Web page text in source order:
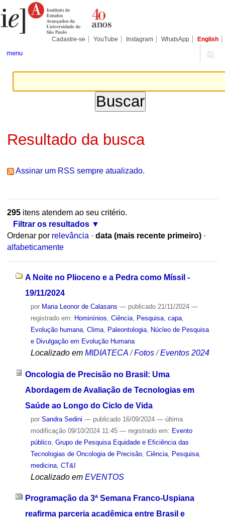
para
conteúdo.
Pessoais
Cadastre-se YouTube Instagram WhatsApp English
menu
Resultado da busca
Assinar um RSS sempre atualizado.
295itens atendem ao seu critério.
Filtrar os resultados
Ordenar por relevância · data (mais recente primeiro) ·
alfabeticamente
A Noite no Plioceno e a Pedra como Míssil -
19/11/2024
por Maria Leonor de Calasans — publicado21/11/2024 —
registrado em: Hominínios Ciência, Pesquisa, capa,
Evolução humana, Clima, Paleontologia,
Núcleo de Pesquisa
e Divulgação em Evolução Humana
Localizado em MIDIATECA /Fotos /Eventos 2024
Oncologia de Precisão no Brasil: Uma
Abordagem de Avaliação de Tecnologias em
Saúde ao Longo do Ciclo de Vida
por Sandra Sedini — publicado16/09/2024 — última
modificação09/10/2024 11:45 — registrado em: Evento
público, Grupo de Pesquisa Equidade e Eficiência das
Tecnologias de Oncologia de Precisão, Ciência, Pesquisa,
medicina, CT&I
Localizado em EVENTOS
Programação da 3ª Semana Franco-Uspiana
reafirma parceria acadêmica entre Brasil e